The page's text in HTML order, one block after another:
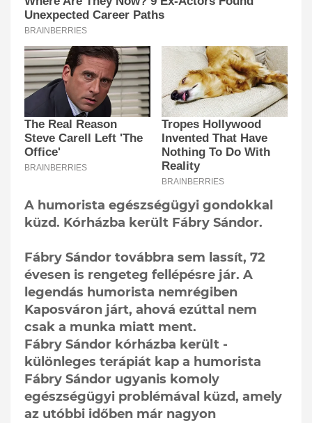
A humorista egészségügyi gondokkal
küzd. Kórházba került Fábry Sándor.
Fábry Sándor továbbra sem lassít, 72
évesen is rengeteg fellépésre jár. A
legendás humorista nemrégiben
Kaposváron járt, ahová ezúttal nem
csak a munka miatt ment.
Fábry Sándor kórházba került -
különleges terápiát kap a humorista
Fábry Sándor ugyanis komoly
egészségügyi problémával küzd, amely
az utóbbi időben már nagyon